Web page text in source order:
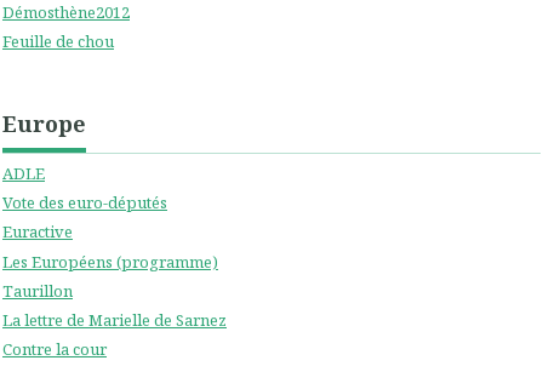
Démosthène2012
Feuille de chou
Europe
ADLE
Vote des euro-députés
Euractive
Les Européens (programme)
Taurillon
La lettre de Marielle de Sarnez
Contre la cour